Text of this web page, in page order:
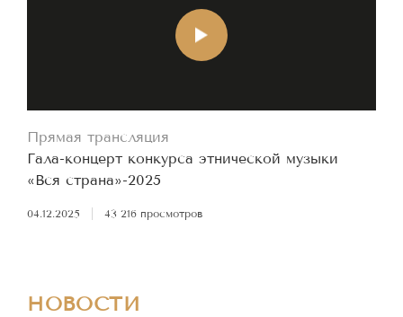
Прямая трансляция
Гала-концерт конкурса этнической музыки
«Вся страна»-2025
04.12.2025 43 216 просмотров
НОВОСТИ